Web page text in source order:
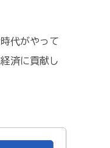
代がやって
済に貢献し